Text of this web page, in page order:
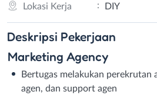
Lokasi Kerja
: DIY
Deskripsi Pekerjaan
Marketing Agency
Bertugas melakukan perekrutan
agen, dan support agen